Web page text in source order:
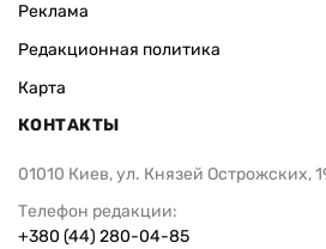
Реклама
Редакционная политика
Карта
КОНТАКТЫ
01010 Киев, ул. Князей Острожских,
Телефон редакции:
+380 (44) 280-04-85